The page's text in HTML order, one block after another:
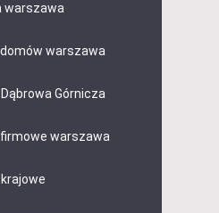
warszawa
warszawa
Górnicza
warszawa